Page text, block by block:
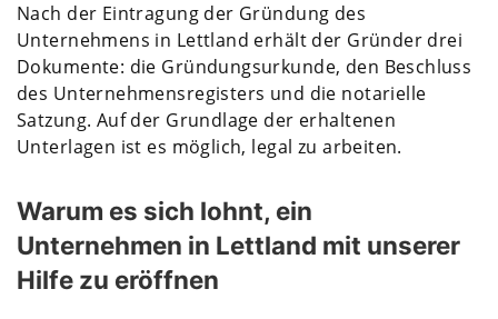
Nach der Eintragung der Gründung des
Unternehmens in Lettland erhält der Gründer drei
Dokumente: die Gründungsurkunde, den Beschluss
des Unternehmensregisters und die notarielle
Satzung. Auf der Grundlage der erhaltenen
Unterlagen ist es möglich, legal zu arbeiten.
Warum es sich lohnt, ein
Unternehmen in Lettland mit unserer
Hilfe zu eröffnen